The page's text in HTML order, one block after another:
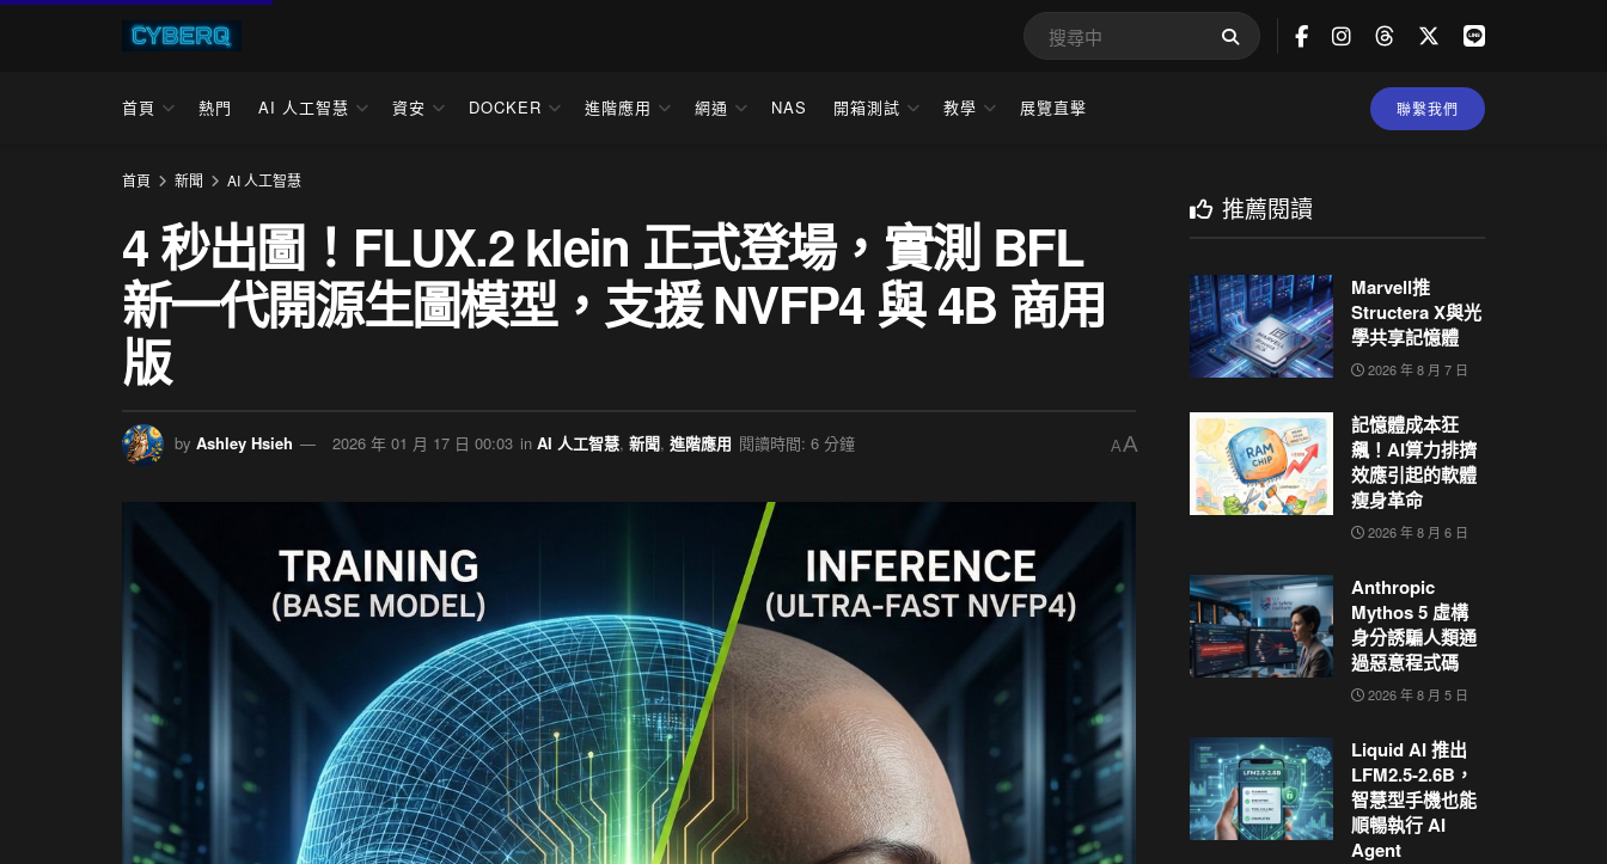
首頁 熱門 AI 人工智慧 資安 DOCKER 進階應用 網通 NAS 開箱測試 教學 展覽直擊 聯繫我們
首頁 新聞 AI 人工智慧
4 秒出圖！FLUX.2 klein 正式登場，實測 BFL
新一代開源生圖模型，支援 NVFP4 與 4B 商用
版
by Ashley Hsieh 2026 年 01 月 17 日 00:03 in AI 人工智慧, 新聞, 進階應用 閱讀時間: 6 分鐘 AA
推薦閱讀
Marvell推
Structera X與光
學共享記憶體
2026 年 8 月 7 日
記憶體成本狂
飆！AI算力排擠
效應引起的軟體
瘦身革命
2026 年 8 月 6 日
Anthropic
Mythos 5 虛構
身分誘騙人類通
過惡意程式碼
2026 年 8 月 5 日
Liquid AI 推出
LFM2.5-2.6B，
智慧型手機也能
順暢執行 AI
Agent